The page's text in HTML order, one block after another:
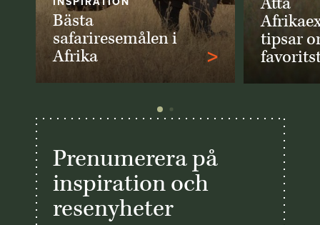
Bästa
safariresemålen i
Afrika
>
tipsar
Prenumerera på
inspiration och
resenyheter